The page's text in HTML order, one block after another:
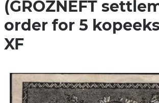
(GROZNEFT
order for 5 kopeeks
XF